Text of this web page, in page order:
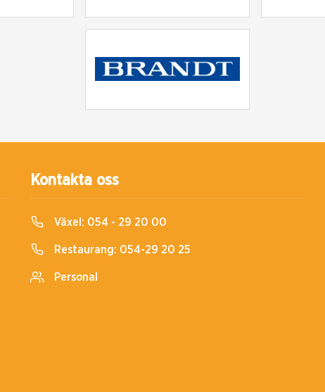
Kontakta oss
Växel: 054 - 29 20 00
Restaurang: 054-29 20 25
Personal